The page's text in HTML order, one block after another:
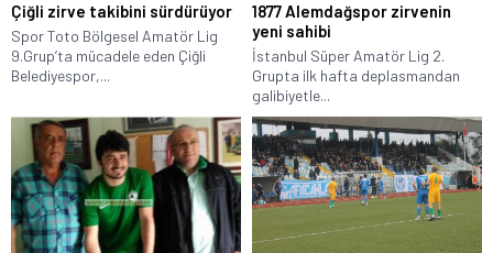
Çiğli zirve takibini sürdürüyor
Spor Toto Bölgesel Amatör Lig
9.Grup’ta mücadele eden Çiğli
Belediyespor,...
1877 Alemdağspor zirvenin
yeni sahibi
İstanbul Süper Amatör Lig 2.
Grupta ilk hafta deplasmandan
galibiyetle...